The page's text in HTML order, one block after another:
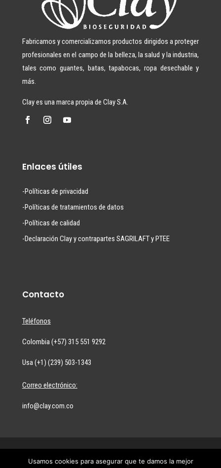
Fabricamos y comercializamos productos dirigidos a proteger
profesionales en el campo de la belleza, la salud y la industria,
tales como guantes, batas, tapabocas, ropa desechable y
más.
Clay es una marca propia de Clay S.A.
Enlaces útiles
-Políticas de privacidad
-Políticas de tratamientos de datos
-Políticas de calidad
-Declaración Clay y contrapartes SAGRILAFT y PTEE
Contacto
Teléfonos
Colombia (+57) 315 551 9292
Usa (+1) (239) 503-1343
Correo electrónico:
info@clay.com.co
Usamos cookies para asegurar que te damos la mejor